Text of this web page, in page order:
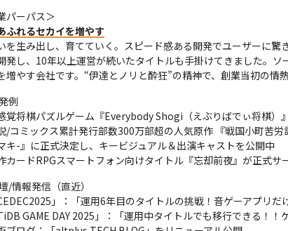
ふれるセカイを増やす
を生み出し、育てていく。スピード感ある開発でユーザーに
発し、10年以上運営が続いたタイトルも手掛けてきました。
増やす会社です。“伊達とノリと酔狂”の精神で、創業当初の情
例
覚将棋パズルゲーム『Everybody Shogi（えぶりばでぃ将棋
/コミックス累計発行部数300万部超の人気原作 『戦国小町苦
キ-』に正式決定し、キービジュアル＆出演キャストを公開中
カードRPGスマートフォン向けタイトル『忘却前夜』が正式サ
/情報発信（直近）
」：「運用6年目のタイトルの挑戦！音ゲーアプリ
GAME DAY 2025」：「運用中タイトルでも移行できる！